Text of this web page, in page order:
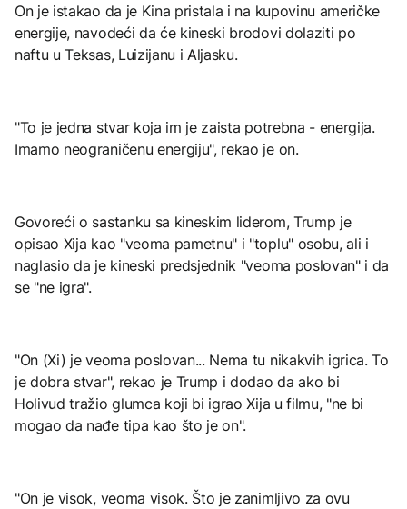
On je istakao da je Kina pristala i na kupovinu američke
energije, navodeći da će kineski brodovi dolaziti po
naftu u Teksas, Luizijanu i Aljasku.
"To je jedna stvar koja im je zaista potrebna - energija.
Imamo neograničenu energiju", rekao je on.
Govoreći o sastanku sa kineskim liderom, Trump je
opisao Xija kao "veoma pametnu" i "toplu" osobu, ali i
naglasio da je kineski predsjednik "veoma poslovan" i da
se "ne igra".
"On (Xi) je veoma poslovan... Nema tu nikakvih igrica. To
je dobra stvar", rekao je Trump i dodao da ako bi
Holivud tražio glumca koji bi igrao Xija u filmu, "ne bi
mogao da nađe tipa kao što je on".
"On je visok, veoma visok. Što je zanimljivo za ovu